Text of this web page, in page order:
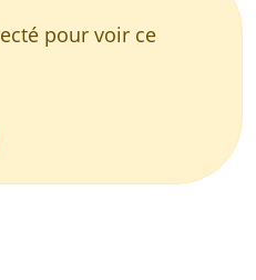
pour voir ce